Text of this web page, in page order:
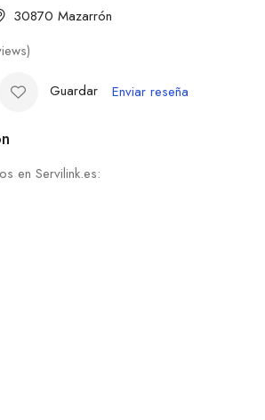
30870 Mazarrón
Guardar Enviar reseña
en Servilink.es: